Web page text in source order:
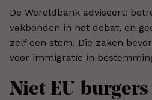
De Wereldbank adviseert:
vakbonden in het debat, en
zelf een stem. Die zaken
voor immigratie in
Niet-EU-